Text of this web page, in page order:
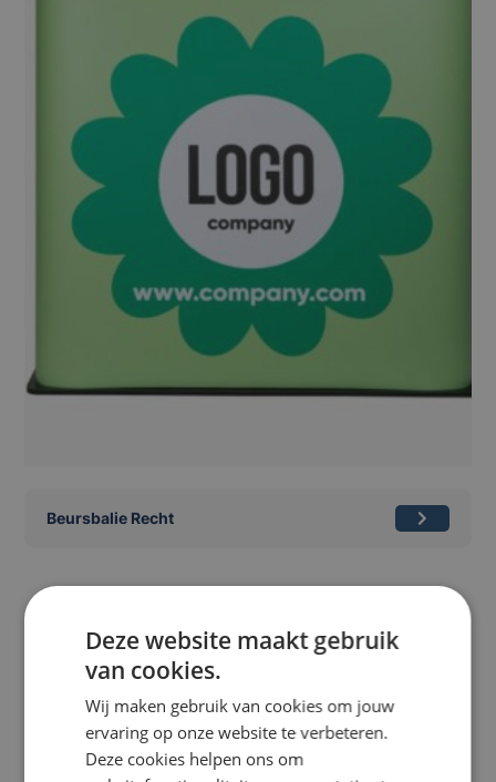
Beursbalie Recht
Beursbalies voor een
professionele en opvallende
Deze website maakt gebruik
van cookies.
Wij maken gebruik van cookies om jouw
ervaring op onze website te verbeteren.
Deze cookies helpen ons om